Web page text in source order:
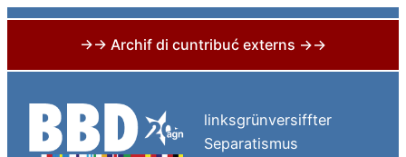
→→ Archif di cuntribuć externs →→
content
linksgrünversiffter
Separatismus